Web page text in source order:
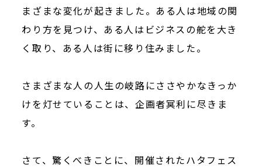
まざまな変化が起きました。ある人は地域の関
わり方を見つけ、ある人はビジネスの舵を大き
く取り、ある人は街に移り住みました。
さまざまな人の人生の岐路にささやかなきっか
けを灯せていることは、企画者冥利に尽きま
す。
さて、驚くべきことに、開催されたハタフェス